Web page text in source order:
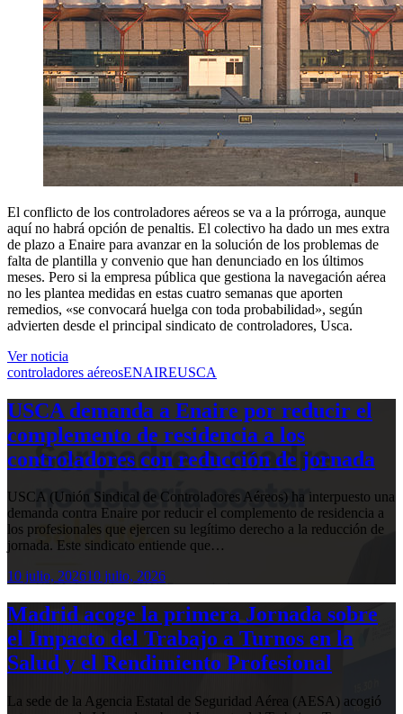
El conflicto de los controladores aéreos se va a la prórroga, aunque
aquí no habrá opción de penaltis. El colectivo ha dado un mes extra
de plazo a Enaire para avanzar en la solución de los problemas de
falta de plantilla y convenio que han denunciado en los últimos
meses. Pero si la empresa pública que gestiona la navegación aérea
no les plantea medidas en estas cuatro semanas que aporten
remedios, «se convocará huelga con toda probabilidad», según
advierten desde el principal sindicato de controladores, Usca.
Ver noticia
controladores aéreosENAIREUSCA
USCA demanda a Enaire por reducir el
complemento de residencia a los
controladores con reducción de jornada
USCA (Unión Sindical de Controladores Aéreos) ha interpuesto una
demanda contra Enaire por reducir el complemento de residencia a
los profesionales que ejercen su legítimo derecho a la reducción de
jornada. Este sindicato entiende que…
10 julio, 202610 julio, 2026
Madrid acoge la primera Jornada sobre
el Impacto del Trabajo a Turnos en la
Salud y el Rendimiento Profesional
La sede de la Agencia Estatal de Seguridad Aérea (AESA) acogió